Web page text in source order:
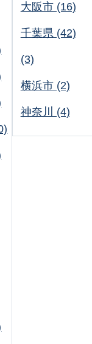
大阪市 (16)
千葉県 (42)
(3)
横浜市 (2)
神奈川 (4)